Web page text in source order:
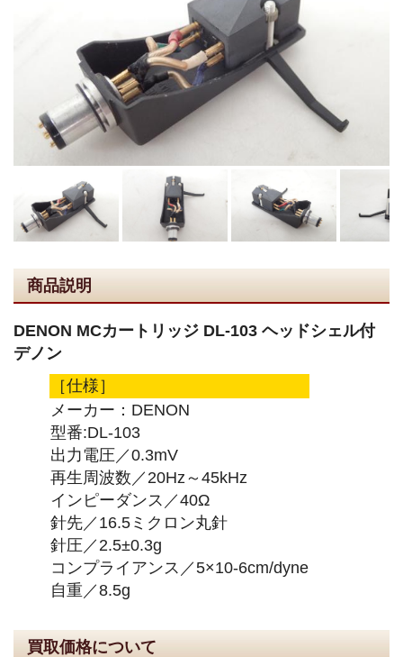
商品説明
DENON MCカートリッジ DL-103 ヘッドシェル付
デノン
［仕様］
メーカー：DENON
型番:DL-103
出力電圧／0.3mV
再生周波数／20Hz～45kHz
インピーダンス／40Ω
針先／16.5ミクロン丸針
針圧／2.5±0.3g
コンプライアンス／5×10-6cm/dyne
自重／8.5g
買取価格について